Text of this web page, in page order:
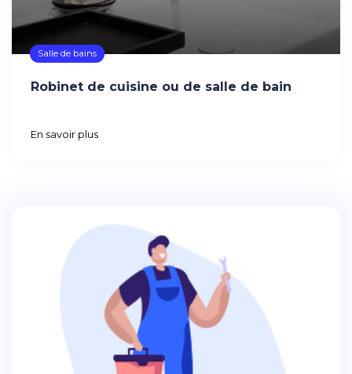
Salle de bains
Robinet de cuisine ou de salle de bain
En savoir plus